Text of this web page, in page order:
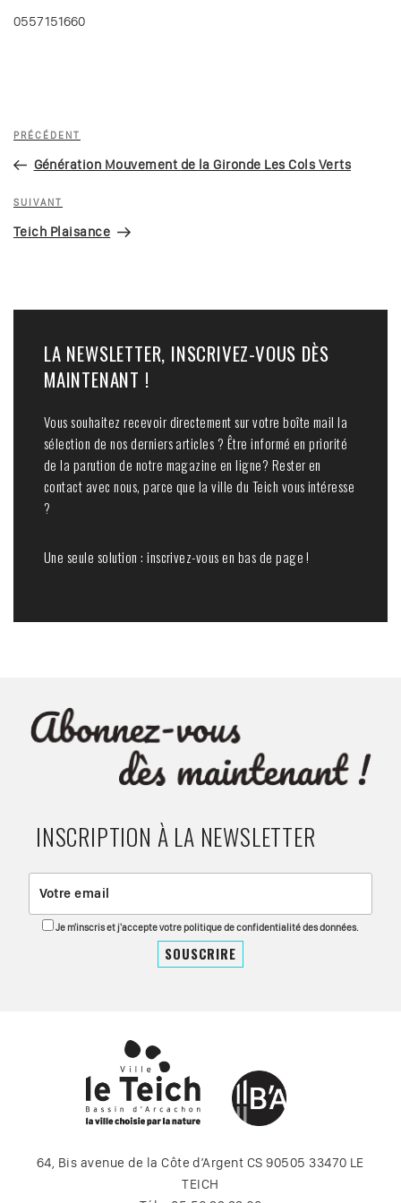
0557151660
Navigation
l’article
Article
précédent
PRÉCÉDENT
Génération Mouvement de la Gironde Les Cols Verts
Article
suivant
SUIVANT
Teich Plaisance
LA NEWSLETTER, INSCRIVEZ-VOUS DÈS
MAINTENANT !
Vous souhaitez recevoir directement sur votre boîte mail la
sélection de nos derniers articles ? Être informé en priorité
de la parution de notre magazine en ligne? Rester en
contact avec nous, parce que la ville du Teich vous intéresse
?
Une seule solution : inscrivez-vous en bas de page !
INSCRIPTION À LA NEWSLETTER
Je m'inscris et j'accepte votre politique de confidentialité des données.
64, Bis avenue de la Côte d’Argent CS 90505 33470 LE
TEICH